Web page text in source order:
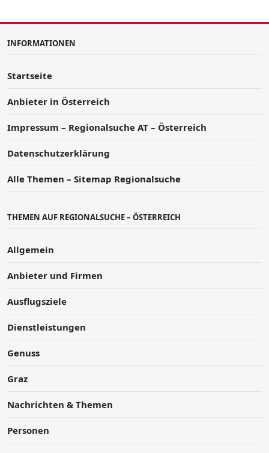
INFORMATIONEN
Startseite
Anbieter in Österreich
Impressum – Regionalsuche AT – Österreich
Datenschutzerklärung
Alle Themen – Sitemap Regionalsuche
THEMEN AUF REGIONALSUCHE – ÖSTERREICH
Allgemein
Anbieter und Firmen
Ausflugsziele
Dienstleistungen
Genuss
Graz
Nachrichten & Themen
Personen